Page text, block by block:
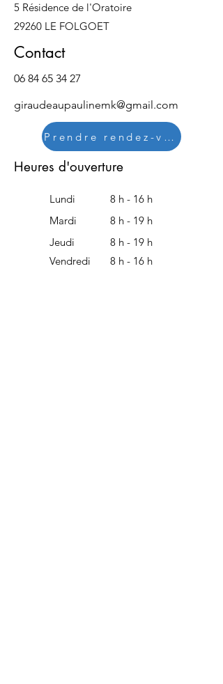
5 Résidence de l'Oratoire
29260 LE FOLGOET
Contact
06 84 65 34 27
giraudeaupaulinemk@gmail.com
Prendre rendez-vous
Heures d'ouverture
Lundi
Mardi
Jeudi
Vendredi
8 h - 16 h
8 h - 19 h
8 h - 19 h
8 h - 16 h